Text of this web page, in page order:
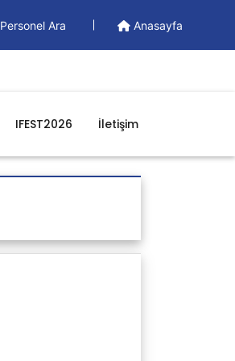
Personel Ara Anasayfa
IFEST2026 İletişim